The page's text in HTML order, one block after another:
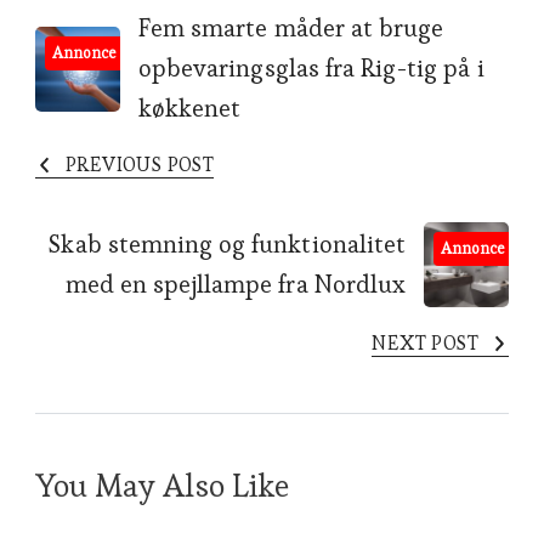
Post
Navigation
Annonce
Fem smarte måder at bruge
opbevaringsglas fra Rig-tig på i
køkkenet
PREVIOUS POST
Annonce
Skab stemning og funktionalitet
med en spejllampe fra Nordlux
NEXT POST
You May Also Like